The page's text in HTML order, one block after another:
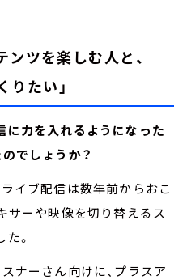
ツを楽しむ人と、
たい」
力を入れるようになった
でしょうか？
イブ配信は数年前からおこ
サーや映像を切り替えるス
。
ナーさん向けに、プラスア